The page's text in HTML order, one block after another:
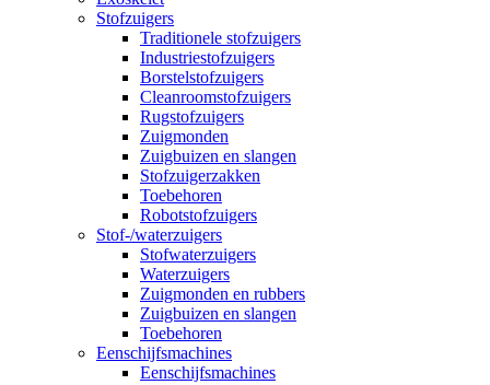
Stofzuigers
Traditionele stofzuigers
Industriestofzuigers
Borstelstofzuigers
Cleanroomstofzuigers
Rugstofzuigers
Zuigmonden
Zuigbuizen en slangen
Stofzuigerzakken
Toebehoren
Robotstofzuigers
Stof-/waterzuigers
Stofwaterzuigers
Waterzuigers
Zuigmonden en rubbers
Zuigbuizen en slangen
Toebehoren
Eenschijfsmachines
Eenschijfsmachines